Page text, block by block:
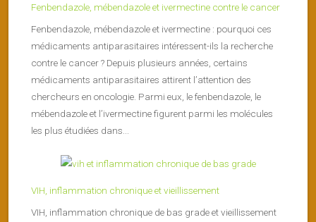
Fenbendazole, mébendazole et ivermectine contre le cancer
Fenbendazole, mébendazole et ivermectine : pourquoi ces
médicaments antiparasitaires intéressent-ils la recherche
contre le cancer ? Depuis plusieurs années, certains
médicaments antiparasitaires attirent l’attention des
chercheurs en oncologie. Parmi eux, le fenbendazole, le
mébendazole et l’ivermectine figurent parmi les molécules
les plus étudiées dans...
VIH, inflammation chronique et vieillissement
VIH, inflammation chronique de bas grade et vieillissement